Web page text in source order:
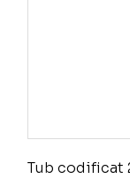
Tub codificat